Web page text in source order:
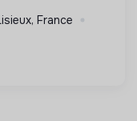
et des femmes
France